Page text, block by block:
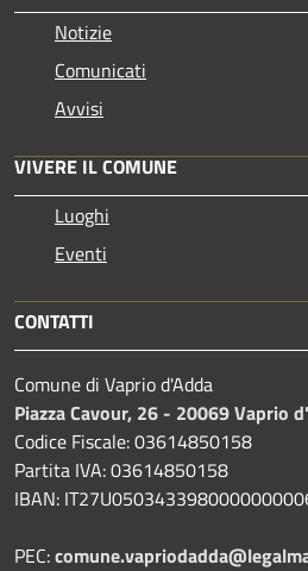
Notizie
Comunicati
Avvisi
VIVERE IL COMUNE
Luoghi
Eventi
CONTATTI
Comune di Vaprio d'Adda
Piazza Cavour, 26 - 20069 Vaprio
Codice Fiscale: 03614850158
Partita IVA: 03614850158
IBAN:
PEC: